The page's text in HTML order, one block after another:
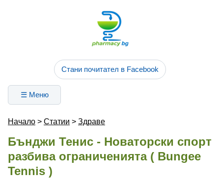
Стани почитател в Facebook
☰ Меню
Начало > Статии > Здраве
Бънджи Тенис - Новаторски спорт
разбива ограниченията ( Bungee
Tennis )